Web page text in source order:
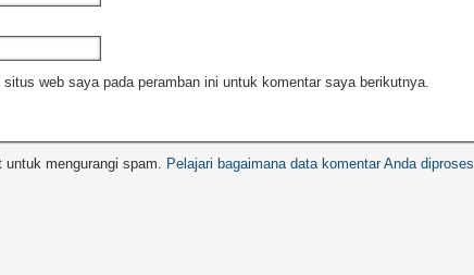
web saya pada peramban ini untuk komentar saya berikutnya.
mengurangi spam. Pelajari bagaimana data komentar Anda diproses